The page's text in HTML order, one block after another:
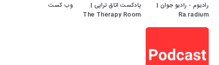
رادیوم - رادیو جوان |
Ra.radium
پادکست اتاق تراپی |
The Therapy Room
وب کست